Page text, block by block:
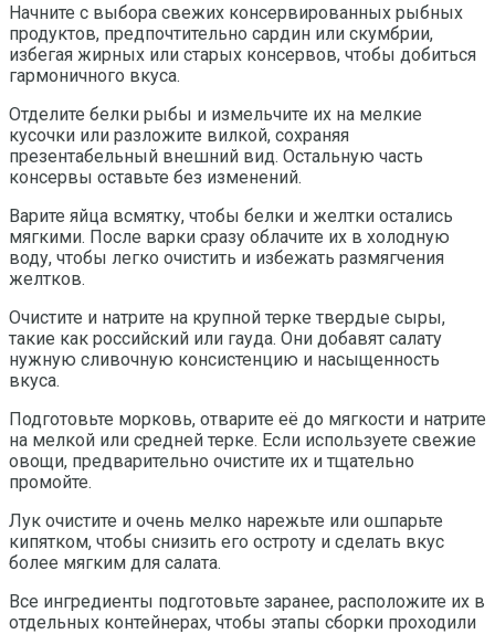
Начните с выбора свежих консервированных рыбных
продуктов, предпочтительно сардин или скумбрии,
избегая жирных или старых консервов, чтобы добиться
гармоничного вкуса.
Отделите белки рыбы и измельчите их на мелкие
кусочки или разложите вилкой, сохраняя
презентабельный внешний вид. Остальную часть
консервы оставьте без изменений.
Варите яйца всмятку, чтобы белки и желтки остались
мягкими. После варки сразу облачите их в холодную
воду, чтобы легко очистить и избежать размягчения
желтков.
Очистите и натрите на крупной терке твердые сыры,
такие как российский или гауда. Они добавят салату
нужную сливочную консистенцию и насыщенность
вкуса.
Подготовьте морковь, отварите её до мягкости и натрите
на мелкой или средней терке. Если используете свежие
овощи, предварительно очистите их и тщательно
промойте.
Лук очистите и очень мелко нарежьте или ошпарьте
кипятком, чтобы снизить его остроту и сделать вкус
более мягким для салата.
Все ингредиенты подготовьте заранее, расположите их в
отдельных контейнерах, чтобы этапы сборки проходили